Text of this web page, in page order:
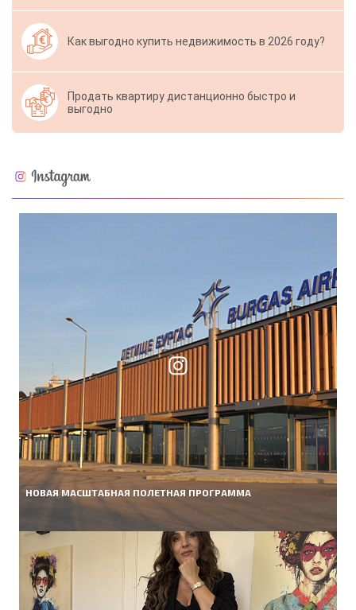
Как выгодно купить недвижимость в 2026 году?
Продать квартиру дистанционно быстро и
выгодно
НОВАЯ МАСШТАБНАЯ ПОЛЕТНАЯ ПРОГРАММА